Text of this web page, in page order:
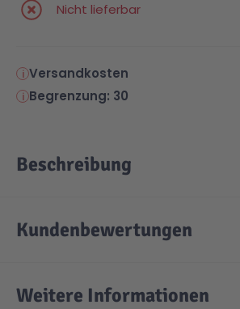
Nicht lieferbar
Versandkosten
Begrenzung: 30
Beschreibung
Kundenbewertungen
Weitere Informationen